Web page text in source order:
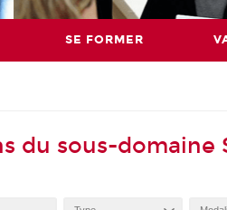
SE FORMER
du sous-